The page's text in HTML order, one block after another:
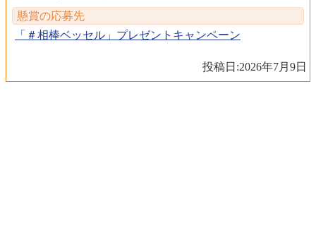
懸賞の応募先
「＃相棒ベッセル」プレゼントキャンペーン
投稿日:2026年7月9日